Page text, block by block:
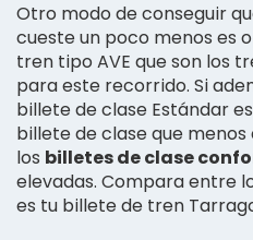
Otro modo de conseguir
cueste un poco menos es
tren tipo AVE que son los
para este recorrido. Si
billete de clase Estándar
billete de clase que
los billetes de clase
elevadas. Compara entre
es tu billete de tren